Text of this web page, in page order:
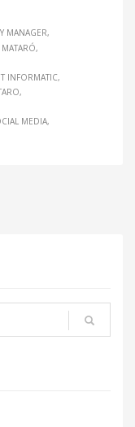
MANAGER
INFORMATIC
MEDIA